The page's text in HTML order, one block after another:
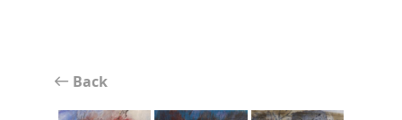
Back